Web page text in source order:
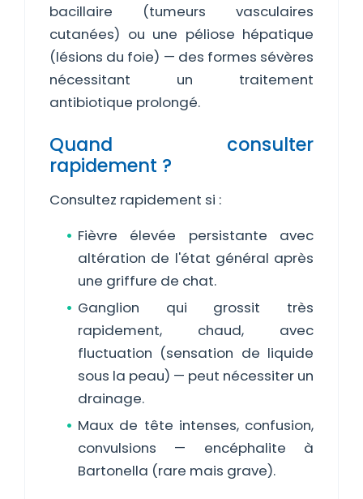
bacillaire (tumeurs vasculaires
cutanées) ou une péliose hépatique
(lésions du foie) — des formes sévères
nécessitant un traitement
antibiotique prolongé.
Quand consulter
rapidement ?
Consultez rapidement si :
Fièvre élevée persistante avec
altération de l'état général après
une griffure de chat.
Ganglion qui grossit très
rapidement, chaud, avec
fluctuation (sensation de liquide
sous la peau) — peut nécessiter un
drainage.
Maux de tête intenses, confusion,
convulsions — encéphalite à
Bartonella (rare mais grave).